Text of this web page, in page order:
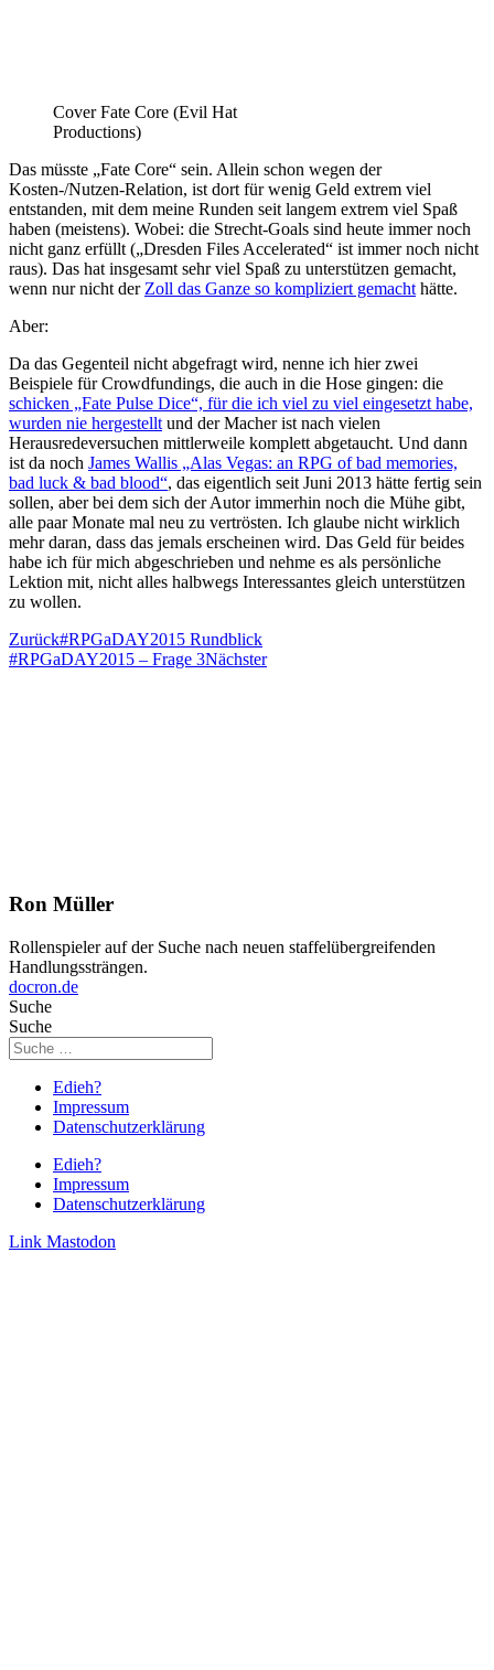
Cover Fate Core (Evil Hat
Productions)
Das müsste „Fate Core“ sein. Allein schon wegen der
Kosten-/Nutzen-Relation, ist dort für wenig Geld extrem viel
entstanden, mit dem meine Runden seit langem extrem viel Spaß
haben (meistens). Wobei: die Strecht-Goals sind heute immer noch
nicht ganz erfüllt („Dresden Files Accelerated“ ist immer noch nicht
raus). Das hat insgesamt sehr viel Spaß zu unterstützen gemacht,
wenn nur nicht der Zoll das Ganze so kompliziert gemacht hätte.
Aber:
Da das Gegenteil nicht abgefragt wird, nenne ich hier zwei
Beispiele für Crowdfundings, die auch in die Hose gingen: die
schicken „Fate Pulse Dice“, für die ich viel zu viel eingesetzt habe,
wurden nie hergestellt und der Macher ist nach vielen
Herausredeversuchen mittlerweile komplett abgetaucht. Und dann
ist da noch James Wallis „Alas Vegas: an RPG of bad memories,
bad luck & bad blood“, das eigentlich seit Juni 2013 hätte fertig sein
sollen, aber bei dem sich der Autor immerhin noch die Mühe gibt,
alle paar Monate mal neu zu vertrösten. Ich glaube nicht wirklich
mehr daran, dass das jemals erscheinen wird. Das Geld für beides
habe ich für mich abgeschrieben und nehme es als persönliche
Lektion mit, nicht alles halbwegs Interessantes gleich unterstützen
zu wollen.
Zurück#RPGaDAY2015 Rundblick
#RPGaDAY2015 – Frage 3Nächster
Ron Müller
Rollenspieler auf der Suche nach neuen staffelübergreifenden
Handlungssträngen.
docron.de
Suche
Suche
Edieh?
Impressum
Datenschutzerklärung
Edieh?
Impressum
Datenschutzerklärung
Link Mastodon